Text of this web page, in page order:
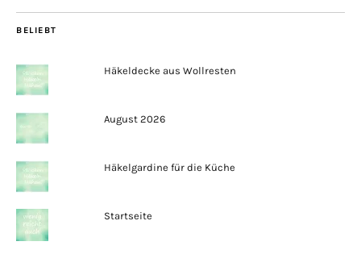
BELIEBT
Häkeldecke aus Wollresten
August 2026
Häkelgardine für die Küche
Startseite